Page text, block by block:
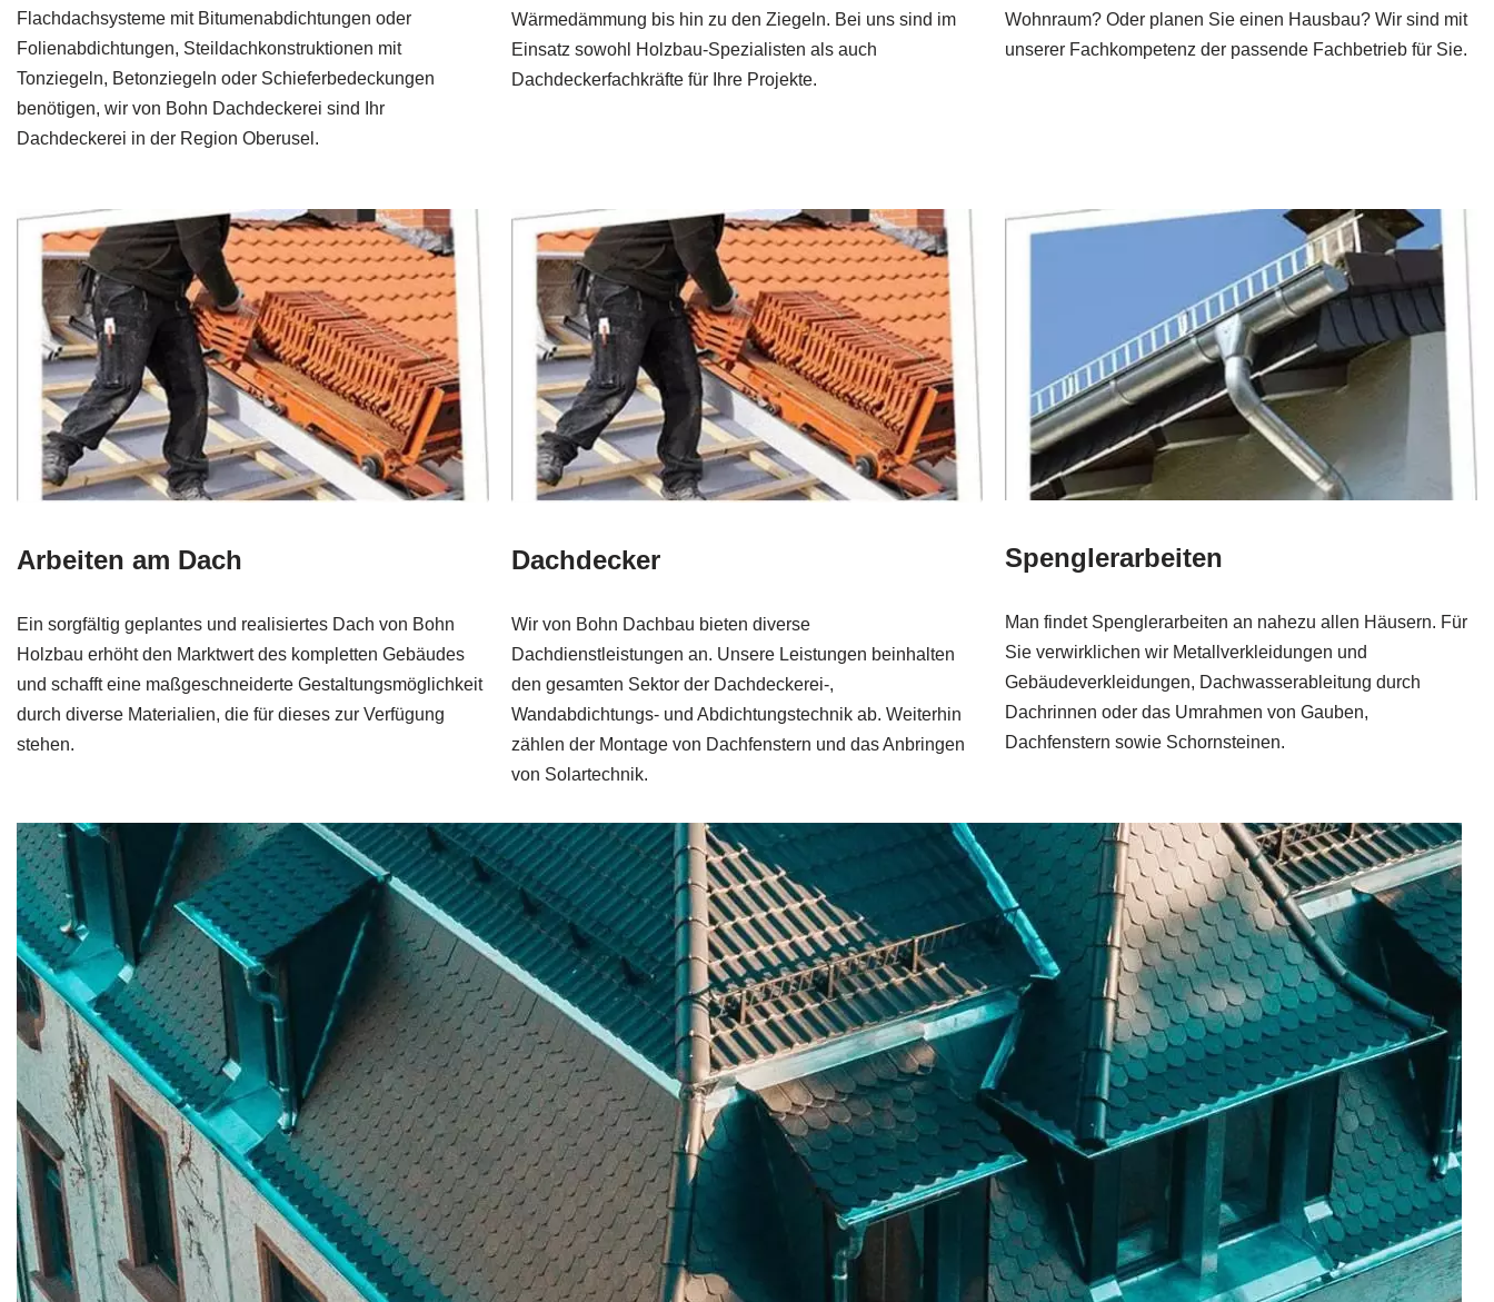
Flachdachsysteme mit Bitumenabdichtungen oder
Folienabdichtungen, Steildachkonstruktionen mit
Tonziegeln, Betonziegeln oder Schieferbedeckungen
benötigen, wir von Bohn Dachdeckerei sind Ihr
Dachdeckerei in der Region Oberusel.
Wärmedämmung bis hin zu den Ziegeln. Bei uns sind im
Einsatz sowohl Holzbau-Spezialisten als auch
Dachdeckerfachkräfte für Ihre Projekte.
Wohnraum? Oder planen Sie einen Hausbau? Wir sind mit
unserer Fachkompetenz der passende Fachbetrieb für Sie.
Arbeiten am Dach
Ein sorgfältig geplantes und realisiertes Dach von Bohn
Holzbau erhöht den Marktwert des kompletten Gebäudes
und schafft eine maßgeschneiderte Gestaltungsmöglichkeit
durch diverse Materialien, die für dieses zur Verfügung
stehen.
Dachdecker
Wir von Bohn Dachbau bieten diverse
Dachdienstleistungen an. Unsere Leistungen beinhalten
den gesamten Sektor der Dachdeckerei-,
Wandabdichtungs- und Abdichtungstechnik ab. Weiterhin
zählen der Montage von Dachfenstern und das Anbringen
von Solartechnik.
Spenglerarbeiten
Man findet Spenglerarbeiten an nahezu allen Häusern. Für
Sie verwirklichen wir Metallverkleidungen und
Gebäudeverkleidungen, Dachwasserableitung durch
Dachrinnen oder das Umrahmen von Gauben,
Dachfenstern sowie Schornsteinen.